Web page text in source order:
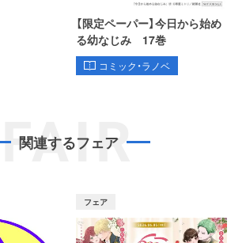
【限定ペーパー】今日から始め
る幼なじみ 17巻
コミック・ラノベ
FAIR
関連するフェア
フェア